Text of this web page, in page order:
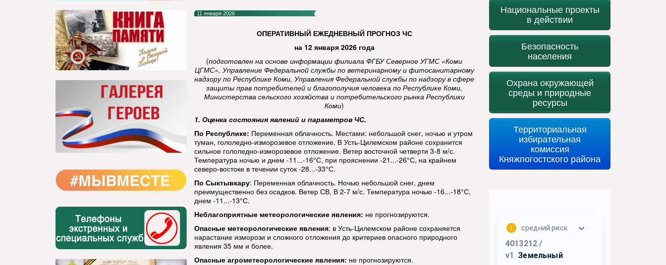
11 января 2026
ОПЕРАТИВНЫЙ ЕЖЕДНЕВНЫЙ ПРОГНОЗ ЧС
на 12 января 2026 года
(подготовлен на основе информации филиала ФГБУ Северное УГМС «Коми
ЦГМС», Управление Федеральной службы по ветеринарному и фитосанитарному
надзору по Республике Коми, Управления Федеральной службы по надзору в сфере
защиты прав потребителей и благополучия человека по Республике Коми,
Министерства сельского хозяйства и потребительского рынка Республики
Коми)
1. Оценка состояния явлений и параметров ЧС.
По Республике: Переменная облачность. Местами: небольшой снег, ночью и утром
туман, гололедно-изморозевое отложение. В Усть-Цилемском районе сохранится
сильное гололедно-изморозевое отложение. Ветер восточной четверти 3-8 м/с.
Температура ночью и днем -11...-16°С, при прояснении -21...-26°С, на крайнем
северо-востоке в течении суток -28...-33°С.
По Сыктывкару: Переменная облачность. Ночью небольшой снег, днем
преимущественно без осадков. Ветер СВ, В 2-7 м/с. Температура ночью -16...-18°С,
днем -11...-13°С.
Неблагоприятные метеорологические явления: не прогнозируются.
Опасные метеорологические явления: в Усть-Цилемском районе сохраняется
нарастание изморози и сложного отложения до критериев опасного природного
явления 35 мм и более.
Опасные агрометеорологические явления: не прогнозируются.
Национальные проекты
в действии
Безопасность
населения
Охрана окружающей
среды и природные
ресурсы
Территориальная
избирательная
комиссия
Княжпогостского района